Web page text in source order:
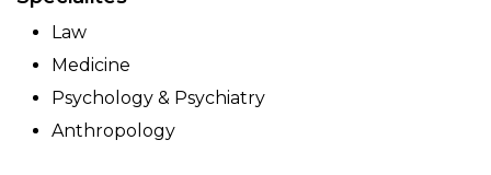
Law
Medicine
Psychology & Psychiatry
Anthropology